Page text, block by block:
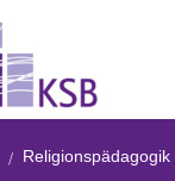
Religionspädagogik